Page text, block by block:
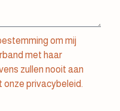
om mij
met haar
zullen nooit aan
onze privacybeleid.